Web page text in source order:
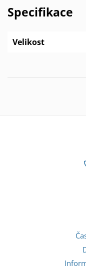
Specifikace
Velikost